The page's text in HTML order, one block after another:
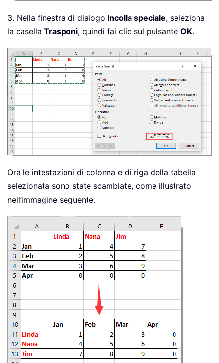
3. Nella finestra di dialogo Incolla speciale, seleziona
la casella Trasponi, quindi fai clic sul pulsante OK.
Ora le intestazioni di colonna e di riga della tabella
selezionata sono state scambiate, come illustrato
nell’immagine seguente.